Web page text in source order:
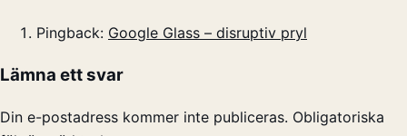
Pingback: Google Glass – disruptiv pryl
Lämna ett svar
Din e-postadress kommer inte publiceras. Obligatoriska